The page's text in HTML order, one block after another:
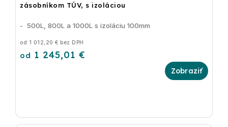
zásobníkom TÚV, s izoláciou
od 1 012,20 € bez DPH
od 1 245,01 €
- 500L, 800L a 1000L s izoláciu 100mm